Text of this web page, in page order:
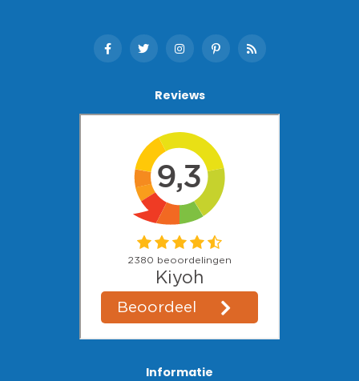
Reviews
Informatie